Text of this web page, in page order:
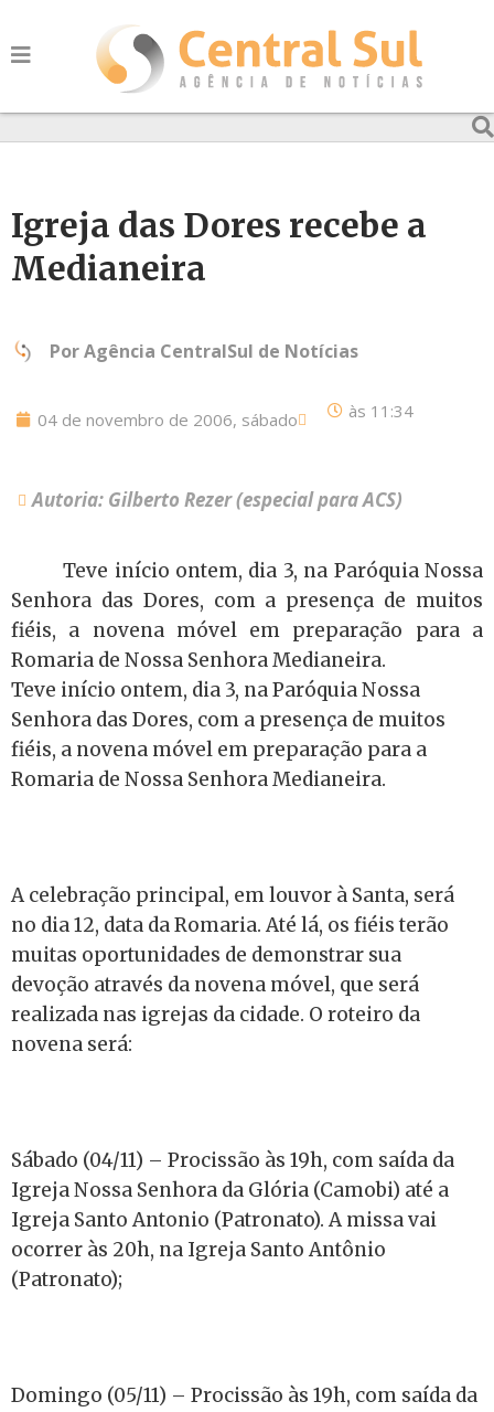
Igreja das Dores recebe a
Medianeira
PorAgência CentralSul de Notícias
04 de novembro de 2006, sábado às 11:34
Autoria: Gilberto Rezer (especial para ACS)
Teve início ontem, dia 3, na Paróquia Nossa
Senhora das Dores, com a presença de muitos
fiéis, a novena móvel em preparação para a
Romaria de Nossa Senhora Medianeira.
Teve início ontem, dia 3, na Paróquia Nossa
Senhora das Dores, com a presença de muitos
fiéis, a novena móvel em preparação para a
Romaria de Nossa Senhora Medianeira.
A celebração principal, em louvor à Santa, será
no dia 12, data da Romaria. Até lá, os fiéis terão
muitas oportunidades de demonstrar sua
devoção através da novena móvel, que será
realizada nas igrejas da cidade. O roteiro da
novena será:
Sábado (04/11) – Procissão às 19h, com saída da
Igreja Nossa Senhora da Glória (Camobi) até a
Igreja Santo Antonio (Patronato). A missa vai
ocorrer às 20h, na Igreja Santo Antônio
(Patronato);
Domingo (05/11) – Procissão às 19h, com saída da